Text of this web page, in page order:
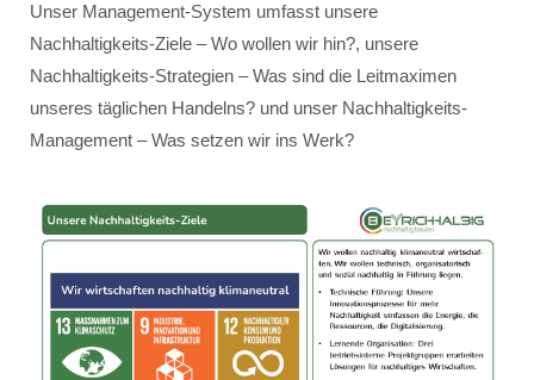
Unser Management-System umfasst unsere
Nachhaltigkeits-Ziele – Wo wollen wir hin?, unsere
Nachhaltigkeits-Strategien – Was sind die Leitmaximen
unseres täglichen Handelns? und unser Nachhaltigkeits-
Management – Was setzen wir ins Werk?